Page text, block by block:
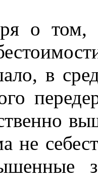
о том,
в
не